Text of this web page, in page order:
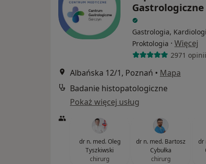
Gastrologiczne
Gastrologia,
Proktologia · Więcej
2971 opinii
Albańska 12/1, Poznań • Mapa
Badanie histopatologiczne
Pokaż więcej usług
dr n. med. Oleg
Tyszkiwski
chirurg
dr n. med. Bartosz
Cybułka
chirurg
dr